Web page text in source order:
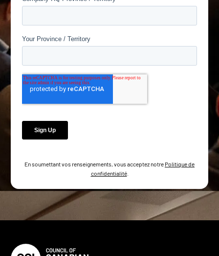
En soumettant vos renseignements, vous acceptez notre Politique de
confidentialité.